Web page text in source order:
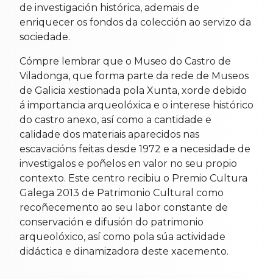
de investigación histórica, ademais de
enriquecer os fondos da colección ao servizo da
sociedade.
Cómpre lembrar que o Museo do Castro de
Viladonga, que forma parte da rede de Museos
de Galicia xestionada pola Xunta, xorde debido
á importancia arqueolóxica e o interese histórico
do castro anexo, así como a cantidade e
calidade dos materiais aparecidos nas
escavacións feitas desde 1972 e a necesidade de
investigalos e poñelos en valor no seu propio
contexto. Este centro recibiu o Premio Cultura
Galega 2013 de Patrimonio Cultural como
recoñecemento ao seu labor constante de
conservación e difusión do patrimonio
arqueolóxico, así como pola súa actividade
didáctica e dinamizadora deste xacemento.